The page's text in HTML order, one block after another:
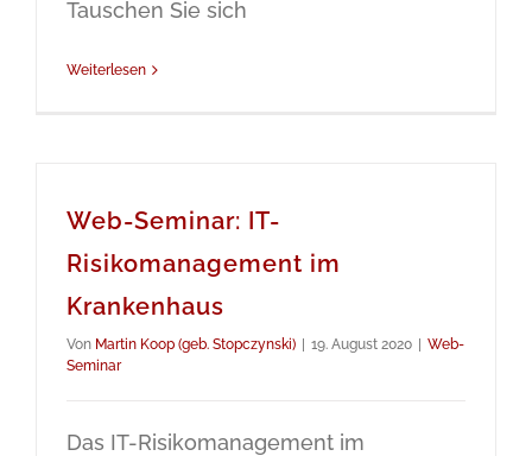
Tauschen Sie sich
Weiterlesen
Web-Seminar: IT-
Risikomanagement im
Krankenhaus
Von Martin Koop (geb. Stopczynski) 19. August 2020
Web-
Seminar
Das IT-Risikomanagement im